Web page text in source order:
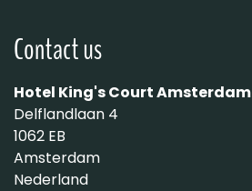
Contact us
Hotel King's Court Amsterdam
Delflandlaan 4
1062 EB
Amsterdam
Nederland